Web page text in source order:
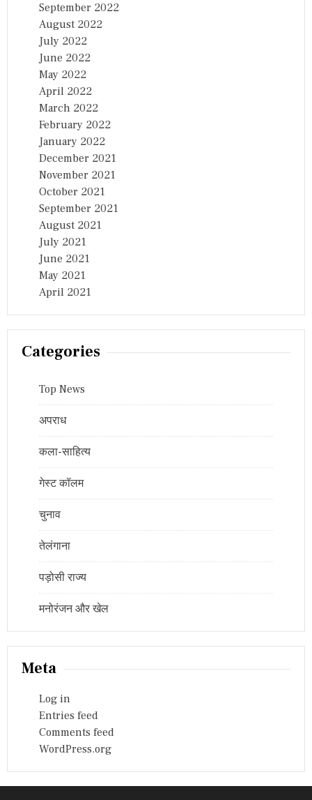
September 2022
August 2022
July 2022
June 2022
May 2022
April 2022
March 2022
February 2022
January 2022
December 2021
November 2021
October 2021
September 2021
August 2021
July 2021
June 2021
May 2021
April 2021
Categories
Top News
अपराध
कला-साहित्य
गेस्ट कॉलम
चुनाव
तेलंगाना
पड़ोसी राज्य
मनोरंजन और खेल
Meta
Log in
Entries feed
Comments feed
WordPress.org